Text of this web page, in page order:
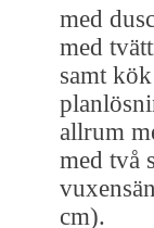
med
med
samt
allrum
med två
cm).